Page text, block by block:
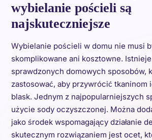
wybielanie pościeli są
najskuteczniejsze
Wybielanie pościeli w domu nie musi
skomplikowane ani kosztowne.
sprawdzonych domowych sposobów,
zastosować, aby przywrócić tkaninom
blask. Jednym z najpopularniejszych
użycie sody oczyszczonej. Można
jako środek wspomagający działanie
skutecznym rozwiązaniem jest ocet,